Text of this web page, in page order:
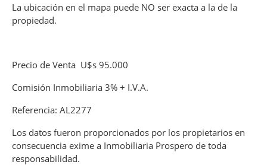
La ubicación en el mapa puede NO ser exacta a la de la
propiedad.
Precio de Venta U$s 95.000
Comisión Inmobiliaria 3% + I.V.A.
Referencia: AL2277
Los datos fueron proporcionados por los propietarios en
consecuencia exime a Inmobiliaria Prospero de toda
responsabilidad.